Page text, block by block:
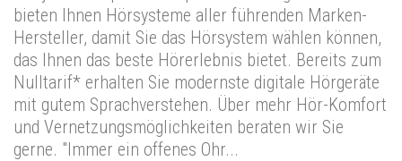
bieten Ihnen Hörsysteme aller führenden Marken-
Hersteller, damit Sie das Hörsystem wählen können,
das Ihnen das beste Hörerlebnis bietet. Bereits zum
Nulltarif* erhalten Sie modernste digitale Hörgeräte
mit gutem Sprachverstehen. Über mehr Hör-Komfort
und Vernetzungsmöglichkeiten beraten wir Sie
gerne. "Immer ein offenes Ohr...